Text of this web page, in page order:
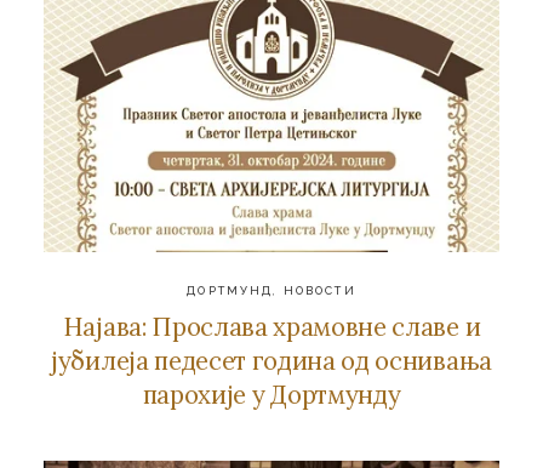
ДОРТМУНД НОВОСТИ
Најава: Прослава храмовне славе и
јубилеја педесет година од оснивања
парохије у Дортмунду